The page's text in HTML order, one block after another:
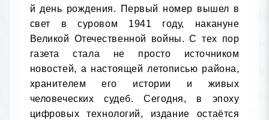
й день рождения. Первый номер вышел в
свет в суровом 1941 году, накануне
Великой Отечественной войны. С тех пор
газета стала не просто источником
новостей, а настоящей летописью района,
хранителем его истории и живых
человеческих судеб. Сегодня, в эпоху
цифровых технологий, издание остаётся